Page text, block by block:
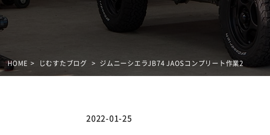
HOME じむすたブログ ジムニーシエラJB74 JAOSコンプリート作業2
2022-01-25